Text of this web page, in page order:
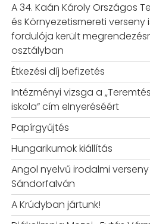
A 34. Kaán Károly Országos
és Környezetismereti verseny
fordulója került
osztályban
Étkezési díj befizetés
Intézményi vizsga a
iskola” cím elnyeréséért
Papírgyűjtés
Hungarikumok kiállítás
Angol nyelvű irodalmi verseny
Sándorfalván
A Krúdyban jártunk!